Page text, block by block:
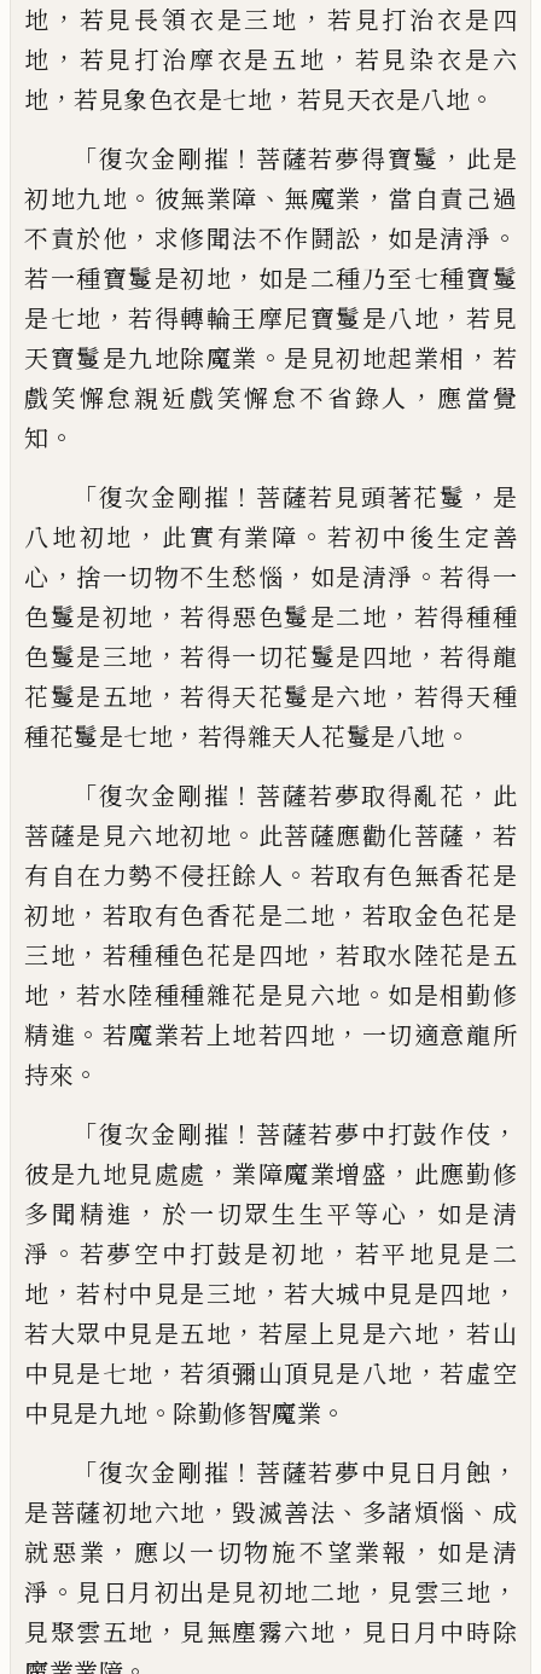
地 ， 若見長領衣是三地 ， 若見打治衣是四
地 ， 若見打治摩衣是五地 ， 若見染衣是六
地 ， 若見象色衣是七地 ， 若見天衣是八地 。
「復次金剛摧 ！ 菩薩若夢得寶鬘 ， 此是
初地九地 。 彼無業障 、 無魔業 ， 當自責己過
不責於他 ， 求修聞法不作鬪訟 ， 如是清淨 。
若一種寶鬘是初地 ， 如是二種乃至七種寶鬘
是七地 ，若得轉輪王摩尼寶鬘是八地 ， 若見
天寶鬘是九地除魔業 。 是見初地起業相 ， 若
戲笑懈怠親近戲笑懈怠不省錄人 ， 應當覺
知 。
「復次金剛摧 ！ 菩薩若見頭著花鬘 ， 是
八地初地 ， 此實有業障 。 若初中後生定善
心 ， 捨一切物不生愁惱 ， 如是清淨 。若得一
色鬘是初地 ，若得惡色鬘是二地 ， 若得種種
色鬘是三地 ，若得一切花鬘是四地 ，若得龍
花鬘是五地 ，若得天花鬘是六地 ， 若得天種
種花鬘是七地 ， 若得雜天人花鬘是八地 。
「復次金剛摧 ！ 菩薩若夢取得亂花 ， 此
菩薩是 見六地初地 。 此菩薩應勸化菩薩 ， 若
有自在力勢不侵抂餘人 。 若取有色無香花是
初地 ， 若取有色香花是二地 ， 若取金色花是
三地 ， 若種種色花是四地 ，若取水陸花是五
地 ，若水陸種種雜花是見六地 。 如是相勤修
精進 。 若魔業若上地若四地 ， 一切適意龍所
持來 。
「復次金剛摧 ！ 菩薩若夢中打鼓作伎 ，
彼是九地見處處 ， 業障魔業增盛 ， 此應勤修
多聞精進 ， 於一切眾生生平等心 ， 如是清
淨 。 若夢空中打鼓是初地 ， 若平地見是二
地 ，若村中見是三地 ，若大城中見是四地 ，
若大眾中見是五地 ， 若屋上見是六地 ， 若山
中見是七地 ，若須彌山頂見是八地 ，若虛空
中見是九地 。 除勤修智魔業 。
「復次金剛摧 ！ 菩薩若夢中見日月 蝕 ，
是菩薩初地六地 ， 毀滅善法 、 多諸煩惱 、 成
就惡業 ， 應以一切物施不望業報 ， 如是清
淨 。 見日月初出是見初地二地 ， 見雲三地 ，
見聚雲五地 ， 見無塵霧六地 ， 見日月中時除